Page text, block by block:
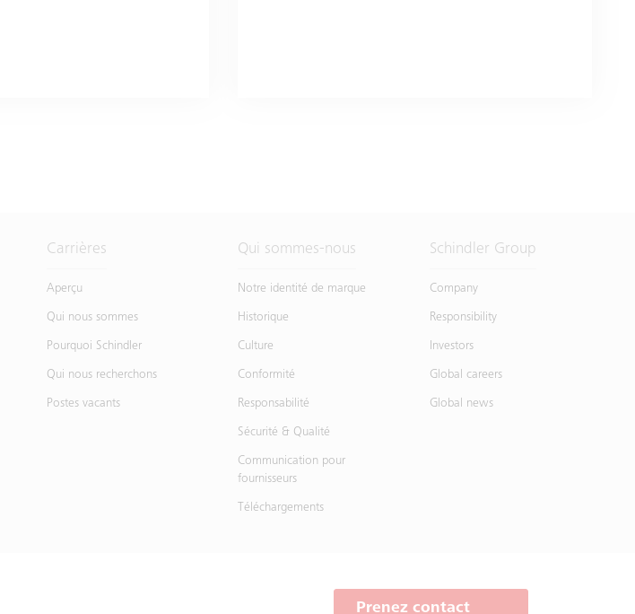
Carrières
Aperçu
Qui nous sommes
Pourquoi Schindler
Qui nous recherchons
Postes vacants
Qui sommes-nous
Notre identité de marque
Historique
Culture
Conformité
Responsabilité
Sécurité & Qualité
Communication pour
fournisseurs
Téléchargements
Schindler Group
Company
Responsibility
Investors
Global careers
Global news
Prenez contact